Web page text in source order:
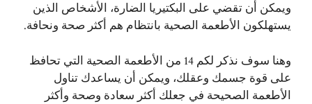
ويمكن أن تقضي على البكتيريا الضارة، الأشخاص الذين
يستهلكون الأطعمة الصحية بانتظام هم أكثر صحة ونحافة.
وهنا سوف نذكر لكم 14 من الأطعمة الصحية التي تحافظ
على قوة جسمك وعقلك، ويمكن أن يساعدك تناول
الأطعمة الصحيحة في جعلك أكثر سعادة وصحة وأكثر